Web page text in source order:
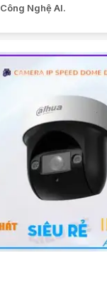
Công Nghệ AI.